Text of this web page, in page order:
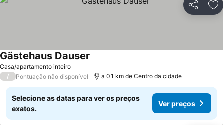
Partilhar
Casa/apartamento inteiro
Gästehaus Dauser
/ Pontuação não disponível a 0.1 km de Centro da cidade
Selecione as datas para ver os preços
exatos.
Ver preços